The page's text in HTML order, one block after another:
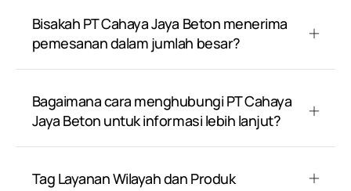
Bisakah PT Cahaya Jaya Beton menerima
pemesanan dalam jumlah besar?
Bagaimana cara menghubungi PT Cahaya
Jaya Beton untuk informasi lebih lanjut?
Tag Layanan Wilayah dan Produk